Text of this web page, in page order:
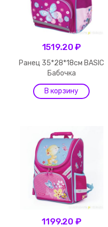
1519.20 ₽
Ранец 35*28*18см BASIC
Бабочка
1199.20 ₽